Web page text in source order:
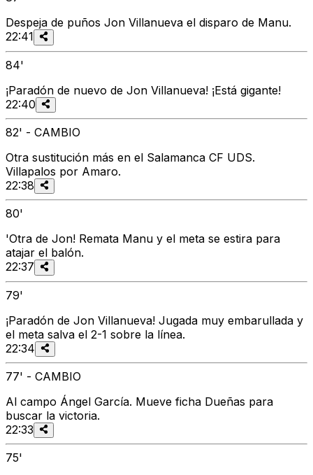
Despeja de puños Jon Villanueva el disparo de Manu.
22:41
84'
¡Paradón de nuevo de Jon Villanueva! ¡Está gigante!
22:40
82' - CAMBIO
Otra sustitución más en el Salamanca CF UDS.
Villapalos por Amaro.
22:38
80'
'Otra de Jon! Remata Manu y el meta se estira para
atajar el balón.
22:37
79'
¡Paradón de Jon Villanueva! Jugada muy embarullada y
el meta salva el 2-1 sobre la línea.
22:34
77' - CAMBIO
Al campo Ángel García. Mueve ficha Dueñas para
buscar la victoria.
22:33
75'